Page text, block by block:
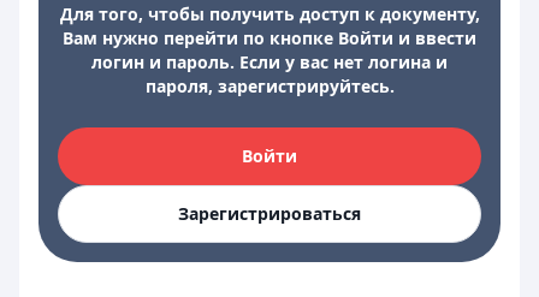
Для того, чтобы получить доступ к документу,
Вам нужно перейти по кнопке Войти и ввести
логин и пароль. Если у вас нет логина и
пароля, зарегистрируйтесь.
Войти
Зарегистрироваться